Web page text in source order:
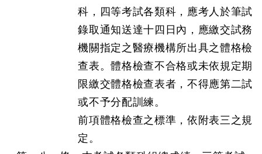
科，四等考試各類科，應考人於筆試
錄取通知送達十四日內，應繳交試務
機關指定之醫療機構所出具之體格檢
查表。體格檢查不合格或未依規定期
限繳交體格檢查表者，不得應第二試
或不予分配訓練。
前項體格檢查之標準，依附表三之規
定。